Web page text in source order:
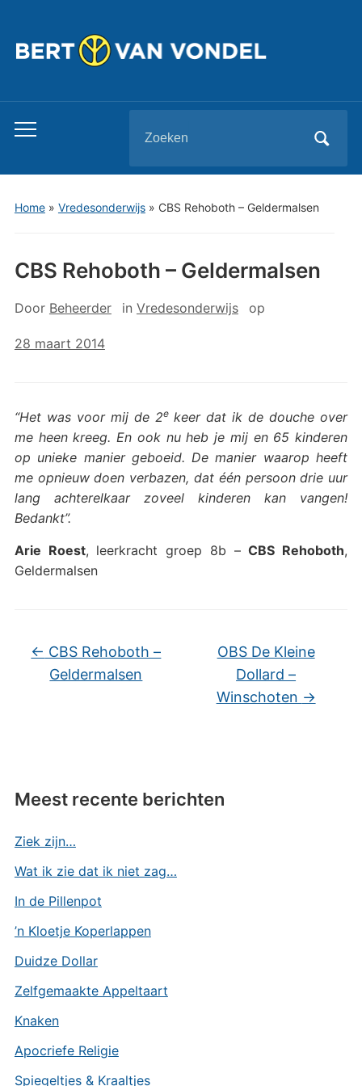
Toggle
menu
naar:
Home» Vredesonderwijs» CBS Rehoboth – Geldermalsen
CBS Rehoboth – Geldermalsen
Door Beheerder in Vredesonderwijs op
28 maart 2014
“Het was voor mij de 2ekeer dat ik de douche over
me heen kreeg. En ook nu heb je mij en 65 kinderen
op unieke manier geboeid. De manier waarop heeft
me opnieuw doen verbazen, dat één persoon drie uur
lang achterelkaar zoveel kinderen kan vangen!
Bedankt”.
Arie Roest, leerkracht groep 8b –CBS Rehoboth,
Geldermalsen
← CBS Rehoboth –
Geldermalsen
OBS De Kleine
Dollard –
Winschoten →
Meest recente berichten
Ziek zijn…
Wat ik zie dat ik niet zag…
In de Pillenpot
’n Kloetje Koperlappen
Duidze Dollar
Zelfgemaakte Appeltaart
Knaken
Apocriefe Religie
Spiegeltjes & Kraaltjes